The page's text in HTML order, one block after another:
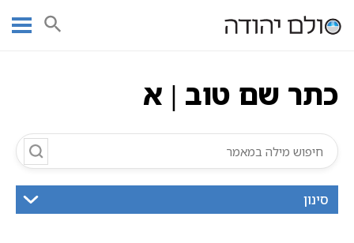
עמוד ראשי אוצר הכתבים
כתר שם טוב
כתר שם טוב | א
כתר שם טוב | א
סינון